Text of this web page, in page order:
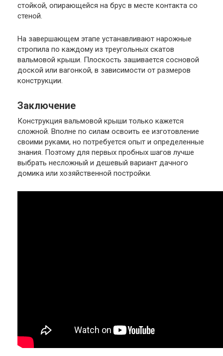
стойкой, опирающейся на брус в месте контакта со
стеной.
На завершающем этапе устанавливают нарожные
стропила по каждому из треугольных скатов
вальмовой крыши. Плоскость зашивается сосновой
доской или вагонкой, в зависимости от размеров
конструкции.
Заключение
Конструкция вальмовой крыши только кажется
сложной. Вполне по силам освоить ее изготовление
своими руками, но потребуется опыт и определенные
знания. Поэтому для первых пробных шагов лучше
выбрать несложный и дешевый вариант дачного
домика или хозяйственной постройки.